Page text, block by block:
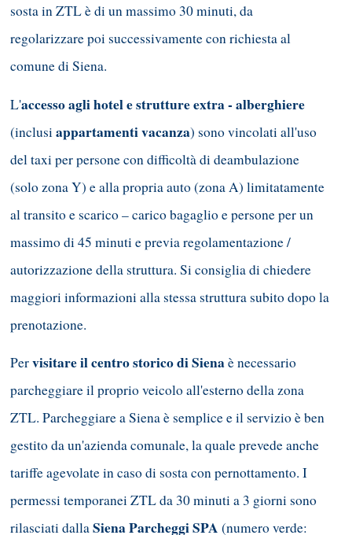
sosta in ZTL è di un massimo 30 minuti, da
regolarizzare poi successivamente con richiesta al
comune di Siena.
L'accesso agli hotel e strutture extra - alberghiere
(inclusi appartamenti vacanza) sono vincolati all'uso
del taxi per persone con difficoltà di deambulazione
(solo zona Y) e alla propria auto (zona A) limitatamente
al transito e scarico – carico bagaglio e persone per un
massimo di 45 minuti e previa regolamentazione /
autorizzazione della struttura. Si consiglia di chiedere
maggiori informazioni alla stessa struttura subito dopo la
prenotazione.
Pervisitare il centro storico di Sienaè necessario
parcheggiare il proprio veicolo all'esterno della zona
ZTL. Parcheggiare a Siena è semplice e il servizio è ben
gestito da un'azienda comunale, la quale prevede anche
tariffe agevolate in caso di sosta con pernottamento. I
permessi temporanei ZTL da 30 minuti a 3 giorni sono
rilasciati dallaSiena Parcheggi SPA (numero verde: